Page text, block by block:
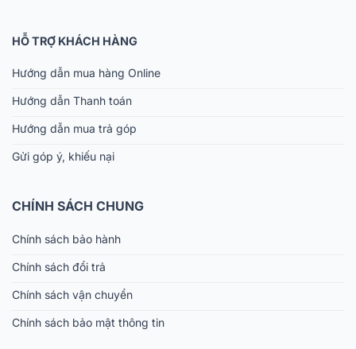
HỖ TRỢ KHÁCH HÀNG
Hướng dẫn mua hàng Online
Hướng dẫn Thanh toán
Hướng dẫn mua trả góp
Gửi góp ý, khiếu nại
CHÍNH SÁCH CHUNG
Chính sách bảo hành
Chính sách đổi trả
Chính sách vận chuyển
Chính sách bảo mật thông tin